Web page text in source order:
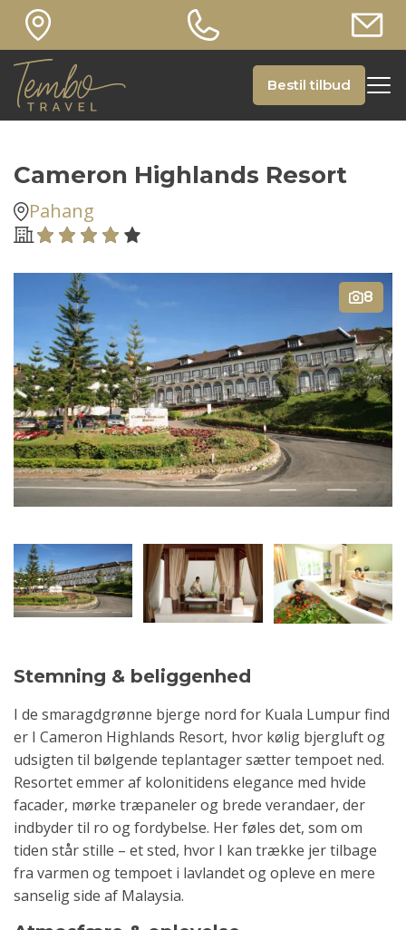
Bestil tilbud
Cameron Highlands Resort
Pahang
8
Stemning & beliggenhed
I de smaragdgrønne bjerge nord for Kuala Lumpur find
er I Cameron Highlands Resort, hvor kølig bjergluft og
udsigten til bølgende teplantager sætter tempoet ned.
Resortet emmer af kolonitidens elegance med hvide
facader, mørke træpaneler og brede verandaer, der
indbyder til ro og fordybelse. Her føles det, som om
tiden står stille – et sted, hvor I kan trække jer tilbage
fra varmen og tempoet i lavlandet og opleve en mere
sanselig side af Malaysia.